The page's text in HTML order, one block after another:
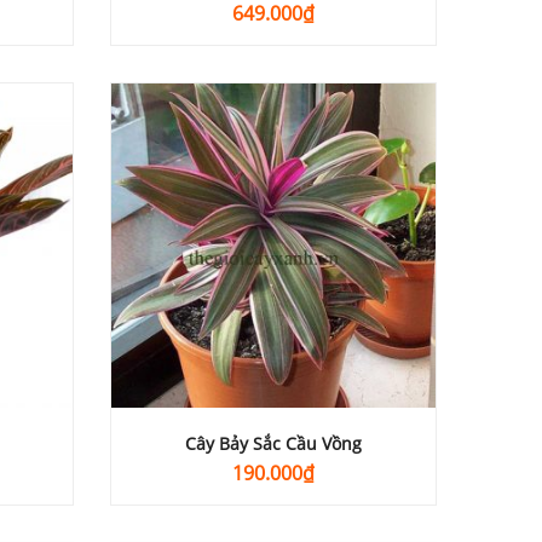
649.000₫
Cây Bảy Sắc Cầu Vồng
190.000₫